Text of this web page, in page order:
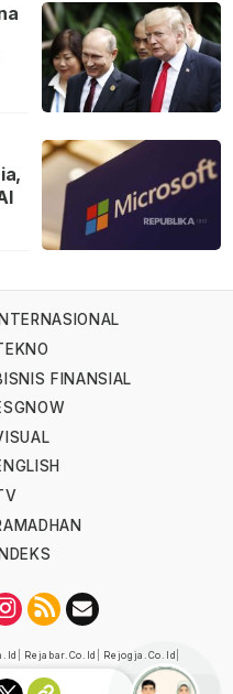
INTERNASIONAL
FINANSIAL
INDEKS
Rejabar.co.id Rejogja.co.id